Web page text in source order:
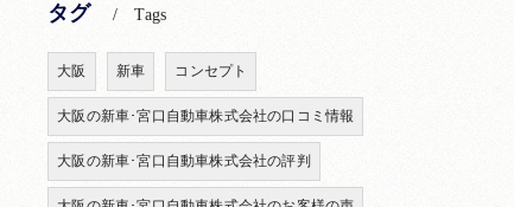
タグ Tags
大阪 新車 コンセプト
大阪の新車･宮口自動車株式会社の口コミ情報
大阪の新車･宮口自動車株式会社の評判